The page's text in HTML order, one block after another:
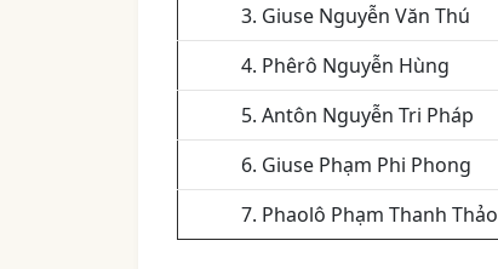
3. Giuse Nguyễn Văn Thú
4. Phêrô Nguyễn Hùng
5. Antôn Nguyễn Tri Pháp
6. Giuse Phạm Phi Phong
7. Phaolô Phạm Thanh Thảo